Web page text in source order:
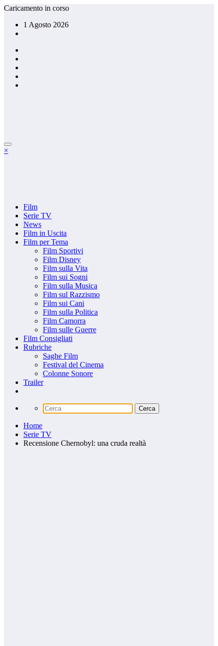
Vai
contenuto
Caricamento in corso
1 Agosto 2026
×
Film
Serie TV
News
Film in Uscita
Film per Tema
Film Sportivi
Film Disney
Film sulla Vita
Film sui Sogni
Film sulla Musica
Film sul Razzismo
Film sui Cani
Film sulla Politica
Film Camorra
Film sulle Guerre
Film Consigliati
Rubriche
Saghe Film
Festival del Cinema
Colonne Sonore
Trailer
Home
Serie TV
Recensione Chernobyl: una cruda realtà